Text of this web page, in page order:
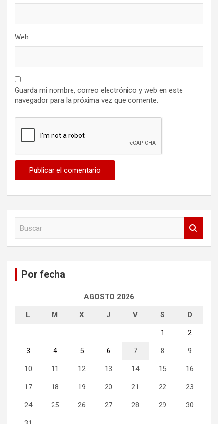
Web
Guarda mi nombre, correo electrónico y web en este
navegador para la próxima vez que comente.
Por fecha
AGOSTO 2026
L M X J V S D
1 2
3 4 5 6 7 8 9
10 11 12 13 14 15 16
17 18 19 20 21 22 23
24 25 26 27 28 29 30